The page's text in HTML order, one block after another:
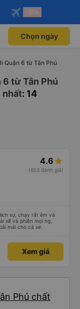
Mở app
qua
Mở app
-30k
Chọn ngày
Quận 6 từ Tân Phú
6 từ Tân Phú
nhất: 14
4.6
(653 đánh giá)
sự, chạy rất êm và
xế và phiền mọi ng,
mái cho cả xe.
Xem giá
Phú chất